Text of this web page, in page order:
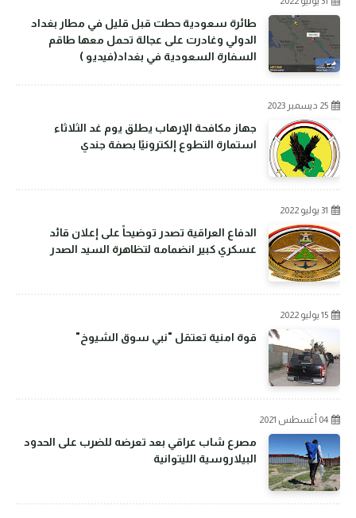
طائرة سعودية حطت قبل قليل في مطار بغداد
الدولي وغادرت على عجالة تحمل معها طاقم
السفارة السعودية في بغداد(فيديو )
25 ديسمبر 2023
جهاز مكافحة الإرهاب يطلق يوم غد الثلاثاء
استمارة التطوع إلكترونيًا بصفة جندي
31 يوليو 2022
الدفاع العراقية تصدر توضيحاً على إعلان قائد
عسكري كبير انضمامه لتظاهرة السيد الصدر
15 يوليو 2022
قوة امنية تعتقل "نبي سوق الشيوخ"
04 أغسطس 2021
مصرع شاب عراقي بعد تعرضه للضرب على الحدود
البيلاروسية الليتوانية